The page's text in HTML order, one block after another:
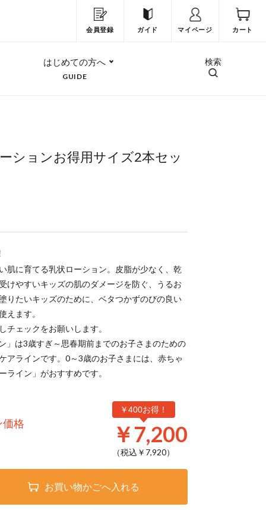
会員登録 ガイド マイページ カート
はじめての方へ
GUIDE
検索
ションお得用サイズ2本セッ
肌に育てる乳状ローション。皮脂が少なく、乾
けやすいキッズの肌のダメージを防ぐ、うるお
りたいキッズのために、ベタつかずのびの良い
えます。
ェックをお願いします。
」は3歳すぎ～思春期前までのお子さまのための
アラインです。0～3歳のお子さまには、赤ちゃ
ライン」がおすすめです。
格
￥400お得！
￥7,200
（税込￥ 7,920）
お買い物かごへ入れる